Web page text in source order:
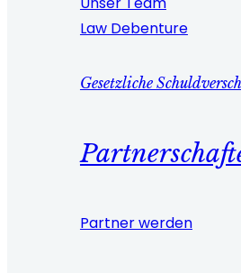
Law Debenture
Gesetzliche
Partner werden